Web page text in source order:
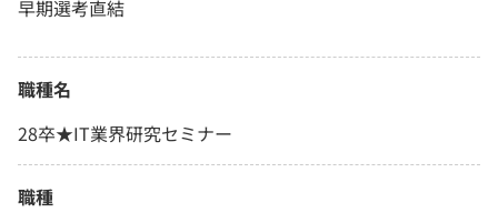
早期選考直結
職種名
28卒★IT業界研究セミナー
職種